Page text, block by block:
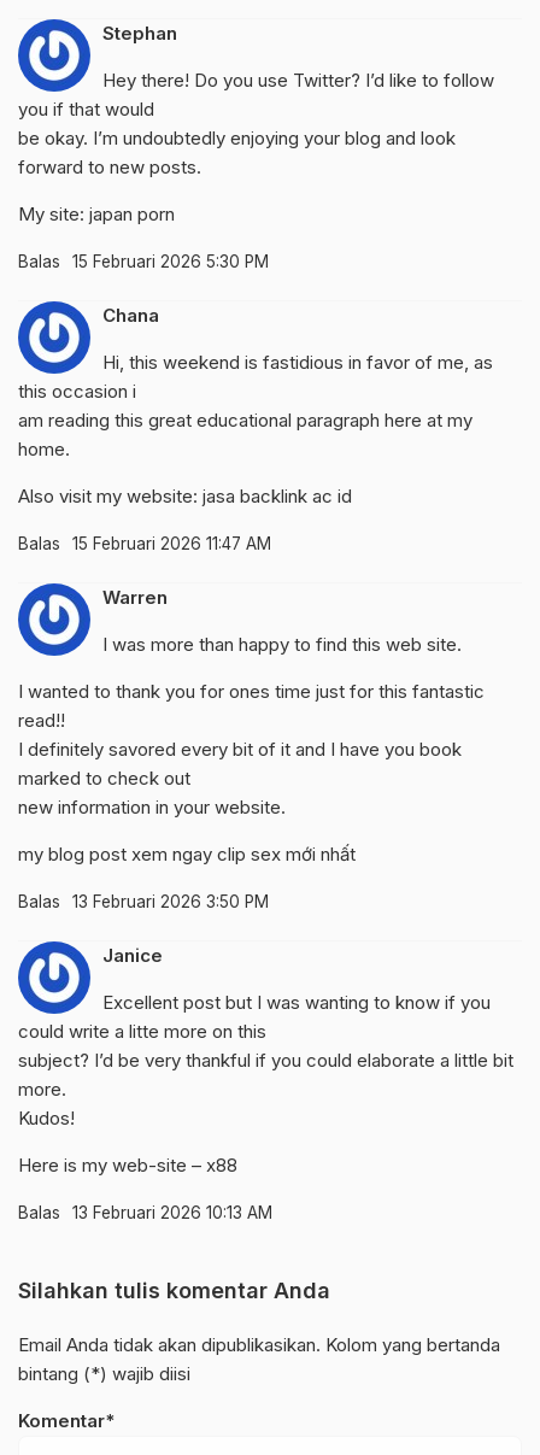
Stephan
Hey there! Do you use Twitter? I’d like to follow
you if that would
be okay. I’m undoubtedly enjoying your blog and look
forward to new posts.
My site: japan porn
Balas 15 Februari 2026 5:30 PM
Chana
Hi, this weekend is fastidious in favor of me, as
this occasion i
am reading this great educational paragraph here at my
home.
Also visit my website: jasa backlink ac id
Balas 15 Februari 2026 11:47 AM
Warren
I was more than happy to find this web site.
I wanted to thank you for ones time just for this fantastic
read!!
I definitely savored every bit of it and I have you book
marked to check out
new information in your website.
my blog post xem ngay clip sex mới nhất
Balas 13 Februari 2026 3:50 PM
Janice
Excellent post but I was wanting to know if you
could write a litte more on this
subject? I’d be very thankful if you could elaborate a little bit
more.
Kudos!
Here is my web-site – x88
Balas 13 Februari 2026 10:13 AM
Silahkan tulis komentar Anda
Email Anda tidak akan dipublikasikan. Kolom yang bertanda
bintang (*) wajib diisi
Komentar*